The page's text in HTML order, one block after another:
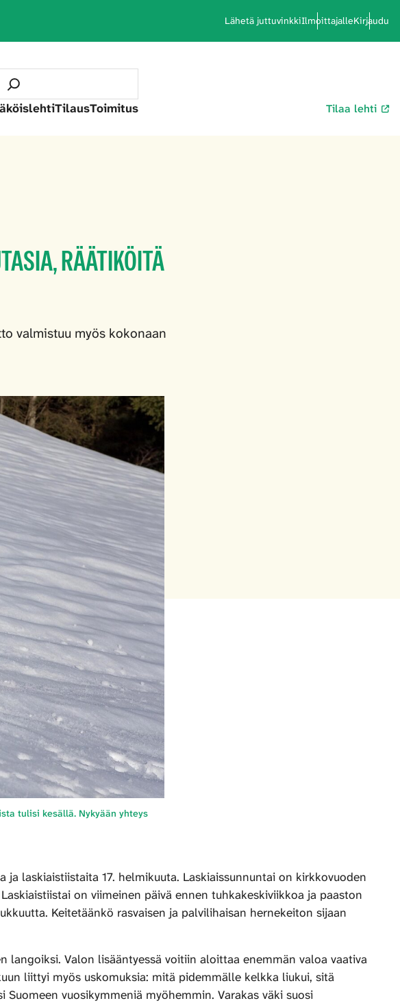
Lähetä juttuvinkkiIlmoittajalleKirjaudu
TilausToimitus Tilaa lehti
RÄÄTIKÖITÄ
valmistuu myös kokonaan
tulisi kesällä. Nykyään yhteys
laskiaistiistaita 17. helmikuuta. Laskiaissunnuntai on kirkkovuoden
on viimeinen päivä ennen tuhkakeskiviikkoa ja paaston
Keitetäänkö rasvaisen ja palvilihaisan hernekeiton sijaan
Valon lisääntyessä voitiin aloittaa enemmän valoa vaativa
liittyi myös uskomuksia: mitä pidemmälle kelkka liukui, sitä
vuosikymmeniä myöhemmin. Varakas väki suosi